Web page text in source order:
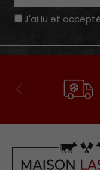
J'ai lu et
Précédent